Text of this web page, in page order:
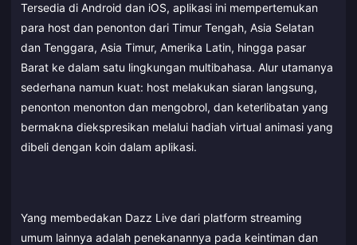
Tersedia di Android dan iOS, aplikasi ini mempertemukan
para host dan penonton dari Timur Tengah, Asia Selatan
dan Tenggara, Asia Timur, Amerika Latin, hingga pasar
Barat ke dalam satu lingkungan multibahasa. Alur utamanya
sederhana namun kuat: host melakukan siaran langsung,
penonton menonton dan mengobrol, dan keterlibatan yang
bermakna diekspresikan melalui hadiah virtual animasi yang
dibeli dengan koin dalam aplikasi.
Yang membedakan Dazz Live dari platform streaming
umum lainnya adalah penekanannya pada keintiman dan